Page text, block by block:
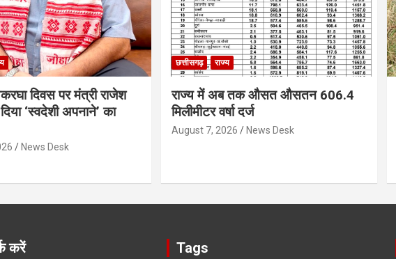
दिवस पर मंत्री राजेश
‘स्वदेशी अपनाने’ का
News Desk
छत्तीसगढ़ राज्य
राज्य में अब तक औसत औसतन 606.4
मिलीमीटर वर्षा दर्ज
August 7, 2026 News Desk
करें Tags